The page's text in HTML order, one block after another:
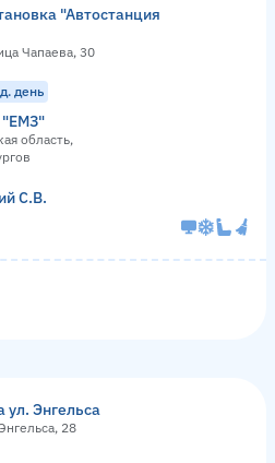
"Автостанция
Чапаева, 30
день
"ЕМЗ"
область,
С.В.
ул. Энгельса
28